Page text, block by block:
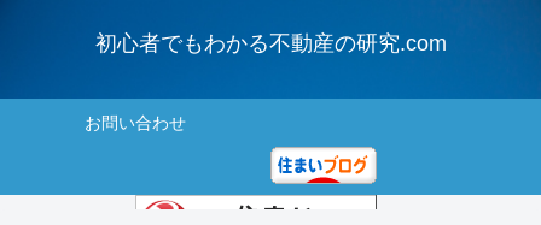
初心者でもわかる不動産の研究.com
お問い合わせ